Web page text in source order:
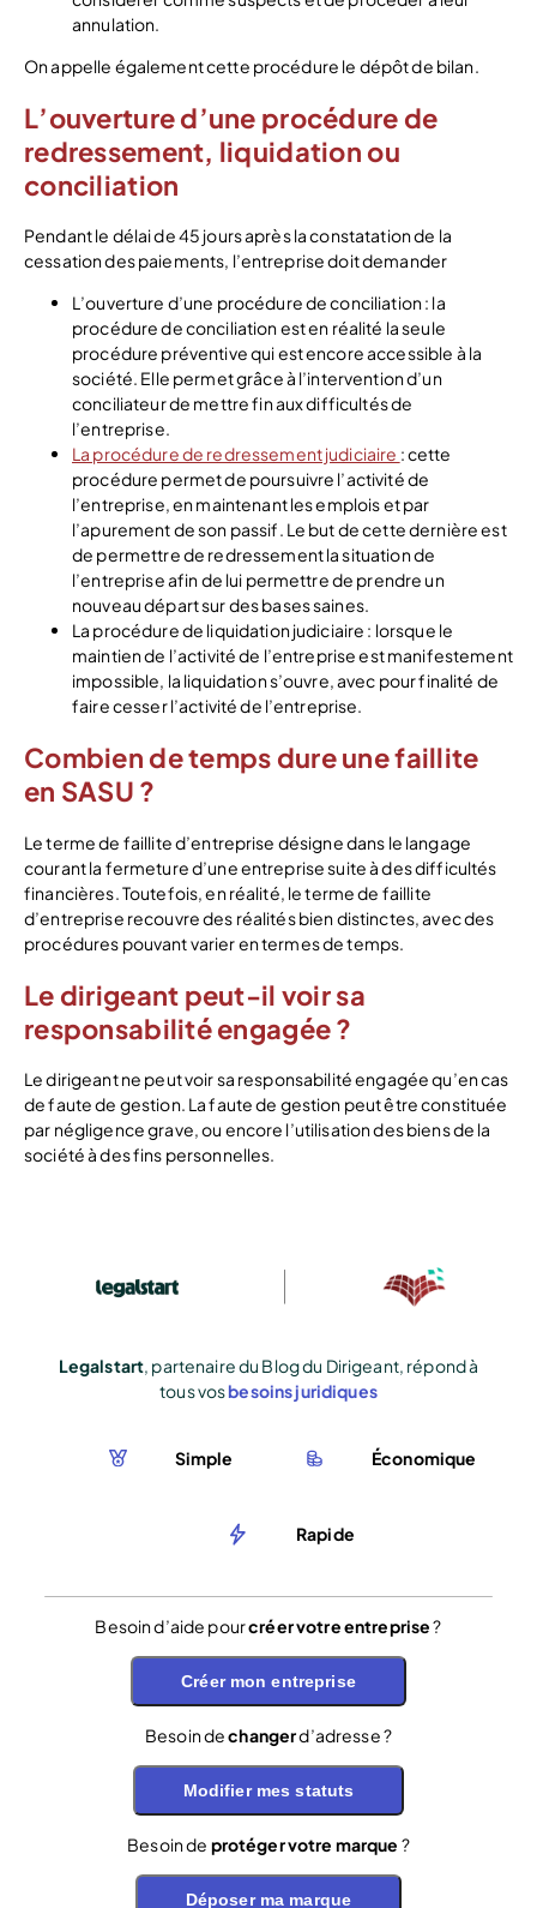
annulation.
On appelle également cette procédure le dépôt de bilan.
L’ouverture d’une procédure de
redressement, liquidation ou
conciliation
Pendant le délai de 45 jours après la constatation de la
cessation des paiements, l’entreprise doit demander
L’ouverture d’une procédure de conciliation : la
procédure de conciliation est en réalité la seule
procédure préventive qui est encore accessible à la
société. Elle permet grâce à l’intervention d’un
conciliateur de mettre fin aux difficultés de
l’entreprise.
La procédure de redressement judiciaire : cette
procédure permet de poursuivre l’activité de
l’entreprise, en maintenant les emplois et par
l’apurement de son passif. Le but de cette dernière est
de permettre de redressement la situation de
l’entreprise afin de lui permettre de prendre un
nouveau départ sur des bases saines.
La procédure de liquidation judiciaire : lorsque le
maintien de l’activité de l’entreprise est manifestement
impossible, la liquidation s’ouvre, avec pour finalité de
faire cesser l’activité de l’entreprise.
Combien de temps dure une faillite
en SASU ?
Le terme de faillite d’entreprise désigne dans le langage
courant la fermeture d’une entreprise suite à des difficultés
financières. Toutefois, en réalité, le terme de faillite
d’entreprise recouvre des réalités bien distinctes, avec des
procédures pouvant varier en termes de temps.
Le dirigeant peut-il voir sa
responsabilité engagée ?
Le dirigeant ne peut voir sa responsabilité engagée qu’en cas
de faute de gestion. La faute de gestion peut être constituée
par négligence grave, ou encore l’utilisation des biens de la
société à des fins personnelles.
Legalstart, partenaire du Blog du Dirigeant, répond à
tous vosbesoins juridiques
Simple Économique
Rapide
Besoin d’aide pourcréer votre entreprise?
Créer mon entreprise
Besoin dechangerd’adresse ?
Modifier mes statuts
Besoin de protéger votre marque ?
Déposer ma marque